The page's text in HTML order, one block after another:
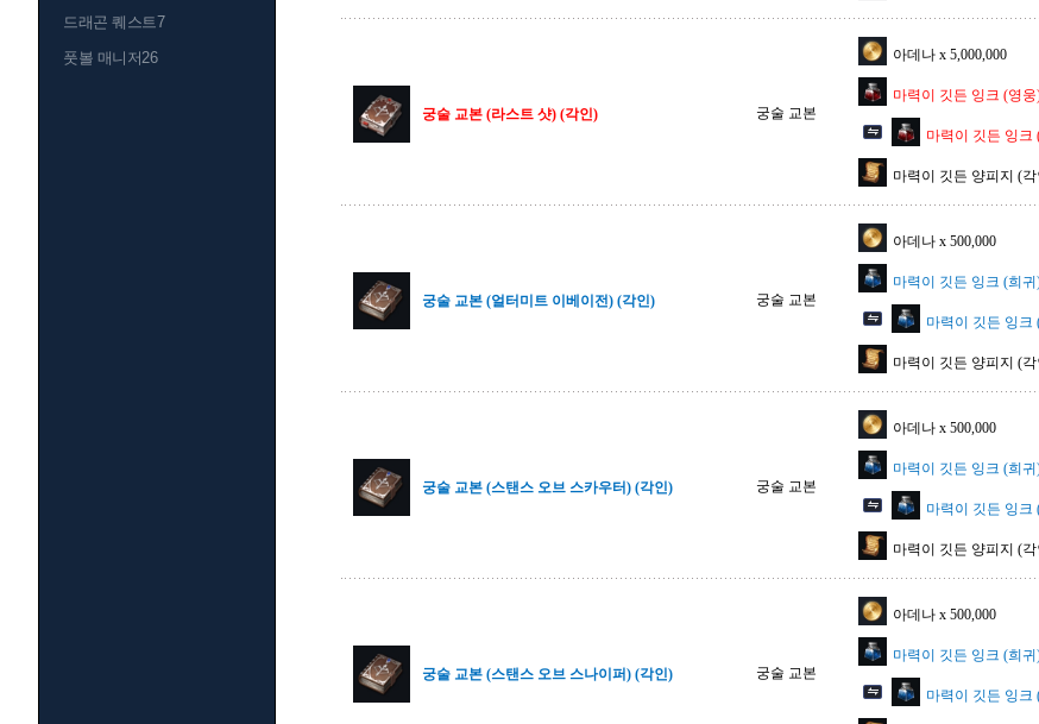
드래곤 퀘스트7
풋볼 매니저26
궁술 교본 (라스트 샷) (각인) 궁술 교본
아데나 x 5,000,000
마력이 깃든 잉크 (영웅
마력이 깃든 잉크
마력이 깃든 양피지 (각
궁술 교본 (얼터미트 이베이전) (각인) 궁술 교본
아데나 x 500,000
마력이 깃든 잉크 (희귀
마력이 깃든 잉크
마력이 깃든 양피지 (각
궁술 교본 (스탠스 오브 스카우터) (각인) 궁술 교본
아데나 x 500,000
마력이 깃든 잉크 (희귀
마력이 깃든 잉크
마력이 깃든 양피지 (각
궁술 교본 (스탠스 오브 스나이퍼) (각인) 궁술 교본
아데나 x 500,000
마력이 깃든 잉크 (희귀
마력이 깃든 잉크